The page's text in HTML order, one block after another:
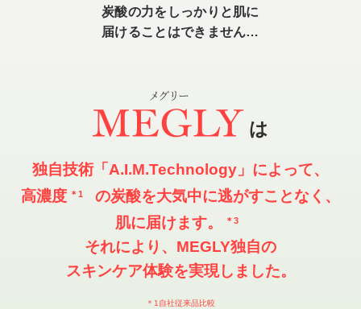
炭酸の力をしっかりと肌に
届けることはできません…
は
独自技術「A.I.M.Technology」によって、
高濃度 ＊1
の炭酸を大気中に逃がすことなく、
肌に届けます。
＊3
それにより、MEGLY独自の
スキンケア体験を実現しました。
＊1自社従来品比較